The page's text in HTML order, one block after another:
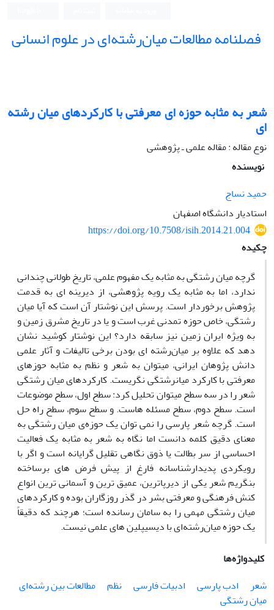
فصلنامه مطالعات میان‌رشته‌ای در علوم انسانی
شعر به مثابه حوزه ای معرفتی با کارکردهای میان رشته
ای
نوع مقاله : مقاله علمی ـ پژوهشی
نویسنده
حمید نساج
استادیار دانشگاه اصفهان
https://doi.org/10.7508/isih.2014.21.004
چکیده
گرچه میان ­رشتگی به مثابه یک مفهوم علمی، تاریخ طولانی چندانی
ندارد، اما به مثابه یک رویه پژوهشی، از دیرینه ­ای به قدمت
پژوهش برخوردار است. پرسش این نوشتار آن است که آیا میان
رشتگی، خاص حوزه تمدنی غرب است و یا در تاریخ مشرق زمین و
به­ ویژه ایران زمین نیز سابقه دارد؟ این نوشتار کوشید نشان
دهد که علاوه بر میان‌رشته ­ای بودن برخی تالیفات و آثار علمی
دانش پژوهان ایرانی، می­توان به شعر و نظم به مثابه حوزه­ای
معرفتی با کارکرد میان­رشتگی نگریست. کارکردهای میان رشتگی
شعر را در سه سطح می­توان تحلیل کرد: سطح اول، سطح موضوعات
است. سطح دوم، سطح مسئله ­هاست. و سطح سوم، سطح راه ­حل
است. گرچه شعر پارسی را نمی ­توان یک حوزه‌ی میان­ رشتگی به
معنای دقیق کلمه دانست اما نگاه به شعر به مثابه یک فعالیت
احساسی از سر بطالت یا ذوق نگاهی تقلیل ­گرایانه است و اگر با
رویکردی پدیدارشناسانه فارغ از پیش فرض های برساخته
بنگریم شعر یکی از دیرپاترین، عمیق ­ترین و آسمانی ­ترین انواع
کنش فرهنگی و معرفتی بشر در گذر روزگاران بوده و کارکردهای
میان ­رشتگی مهمی را به سامان رسانده است؛ هرچند که دقیقاً
یک حوزه میان‌رشته‌ای با دیسیپلین ­های علمی نیست.
کلیدواژه‌ها
شعر
ادب پارسی ادبیات فارسی نظم
مطالعات بین رشته‌ای
میان رشتگی